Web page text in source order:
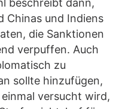
beschreibt dann,
Chinas und Indiens
die Sanktionen
verpuffen. Auch
zu
sollte hinzufügen,
versucht wird,